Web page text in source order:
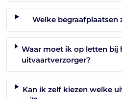
Welke begraafplaatsen
Waar moet ik op letten bij
uitvaartverzorger?
Kan ik zelf kiezen welke